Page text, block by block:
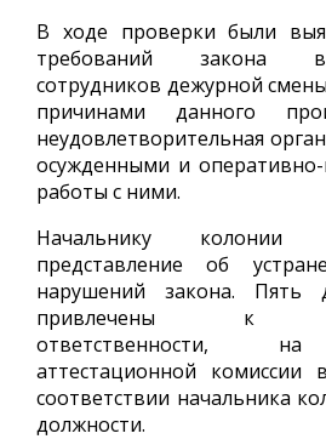
В ходе проверки были
требований закона в
сотрудников дежурной
причинами данного
неудовлетворительная
осужденными и оперативно-
работы с ними.
Начальнику колонии
представление об
нарушений закона. Пять
привлечены к
ответственности, на
аттестационной комиссии
соответствии начальника
должности.